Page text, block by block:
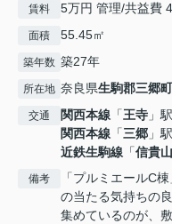
賃料 5万円 管理/共益費
面積 55.45㎡
築年数 築27年
所在地 奈良県生駒郡三郷町
交通 関西本線 「王寺 」
関西本線 「三郷 」
近鉄生駒線 「信貴
備考
「プルミエールC
の当たる気持ちの
集めているのが、